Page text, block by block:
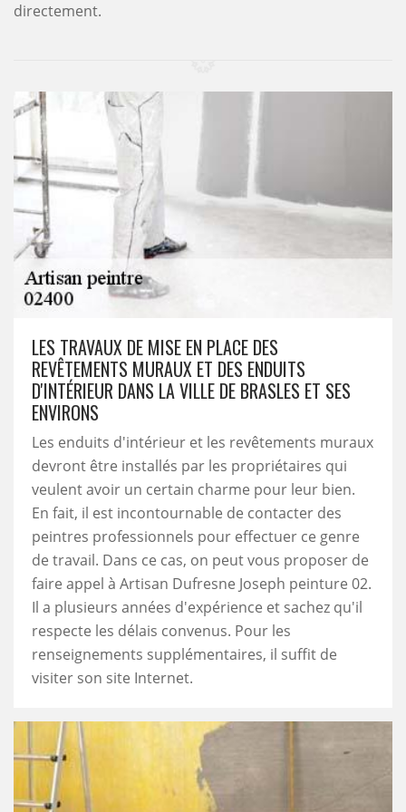
directement.
LES TRAVAUX DE MISE EN PLACE DES
REVÊTEMENTS MURAUX ET DES ENDUITS
D'INTÉRIEUR DANS LA VILLE DE BRASLES ET SES
ENVIRONS
Les enduits d'intérieur et les revêtements muraux
devront être installés par les propriétaires qui
veulent avoir un certain charme pour leur bien.
En fait, il est incontournable de contacter des
peintres professionnels pour effectuer ce genre
de travail. Dans ce cas, on peut vous proposer de
faire appel à Artisan Dufresne Joseph peinture 02.
Il a plusieurs années d'expérience et sachez qu'il
respecte les délais convenus. Pour les
renseignements supplémentaires, il suffit de
visiter son site Internet.